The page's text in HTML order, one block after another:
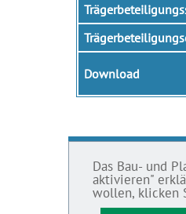
Das Bau- und
aktivieren"
wollen, klicken
Download
BAU- UND